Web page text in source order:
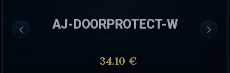
AJ-DOORPROTECT-W
34.10 €